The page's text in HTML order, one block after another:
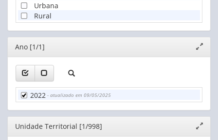
95 a 99 anos
75 a 79 anos
80 a 84 anos
85 a 89 anos
Urbana
Rural
Editor
janela
Ano [1/1]
2022 - atualizado em 09/05/2025
Editor
janela
Unidade Territorial [1/998]